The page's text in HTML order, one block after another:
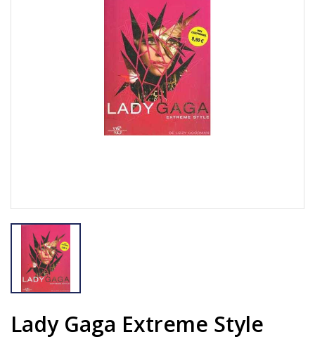
Lady Gaga Extreme Style